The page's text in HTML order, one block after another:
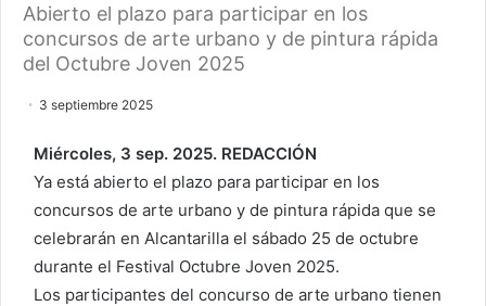
Abierto el plazo para participar en los
concursos de arte urbano y de pintura rápida
del Octubre Joven 2025
3 septiembre 2025
Miércoles, 3 sep. 2025. REDACCIÓN
Ya está abierto el plazo para participar en los
concursos de arte urbano y de pintura rápida que se
celebrarán en Alcantarilla el sábado 25 de octubre
durante el Festival Octubre Joven 2025.
Los participantes del concurso de arte urbano tienen